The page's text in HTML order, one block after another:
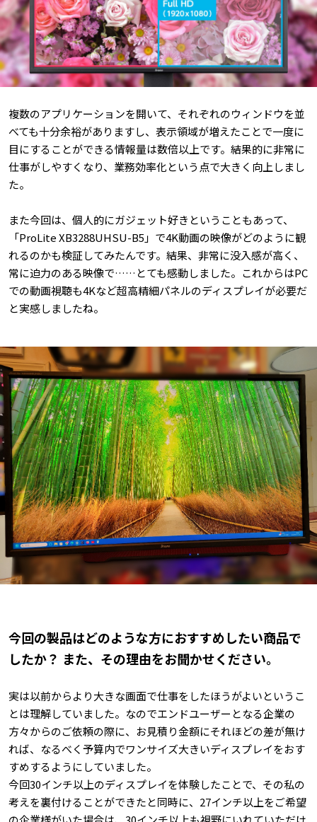
複数のアプリケーションを開いて、それぞれのウィンドウを並
べても十分余裕がありますし、表示領域が増えたことで一度に
目にすることができる情報量は数倍以上です。結果的に非常に
仕事がしやすくなり、業務効率化という点で大きく向上しまし
た。
また今回は、個人的にガジェット好きということもあって、
「ProLite XB3288UHSU-B5」で4K動画の映像がどのように観
れるのかも検証してみたんです。結果、非常に没入感が高く、
常に迫力のある映像で……とても感動しました。これからはPC
での動画視聴も4Kなど超高精細パネルのディスプレイが必要だ
と実感しましたね。
今回の製品はどのような方におすすめしたい商品で
したか？ また、その理由をお聞かせください。
実は以前からより大きな画面で仕事をしたほうがよいというこ
とは理解していました。なのでエンドユーザーとなる企業の
方々からのご依頼の際に、お見積り金額にそれほどの差が無け
れば、なるべく予算内でワンサイズ大きいディスプレイをおす
すめするようにしていました。
今回30インチ以上のディスプレイを体験したことで、その私の
考えを裏付けることができたと同時に、27インチ以上をご希望